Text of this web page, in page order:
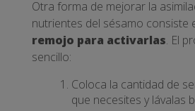
Otra forma de mejorar la
nutrientes del sésamo consiste
remojo para activarlas. El
sencillo:
Coloca la cantidad de
que necesites y lávalas